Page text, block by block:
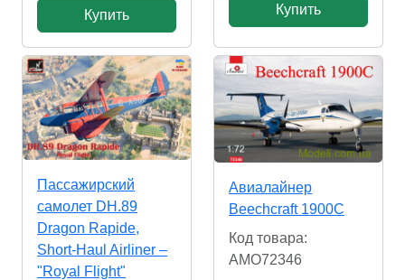
Купить Купить
Пассажирский
самолет DH.89
Dragon Rapide,
Short-Haul Airliner –
"Royal Flight"
Авиалайнер
Beechcraft 1900C
Код товара:
AMO72346